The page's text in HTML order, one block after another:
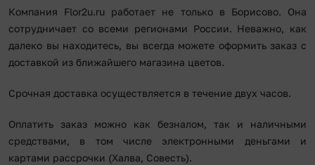
Компания Flor2u.ru работает не только в Борисово. Она
сотрудничает со всеми регионами России. Неважно, как
далеко вы находитесь, вы всегда можете оформить заказ с
доставкой из ближайшего магазина цветов.
Срочная доставка осуществляется в течение двух часов.
Оплатить заказ можно как безналом, так и наличными
средствами, в том числе электронными деньгами и
картами рассрочки (Халва, Совесть).